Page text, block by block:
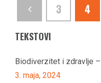
3 4
TEKSTOVI
Biodiverzitet i zdravlje
3. maja, 2024